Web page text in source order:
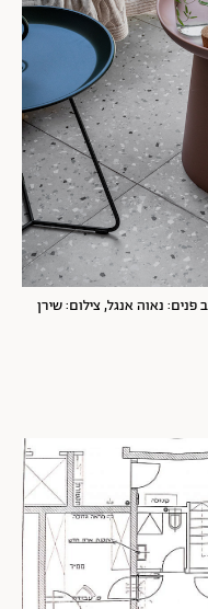
נאוה אנגל, צילום: שירן